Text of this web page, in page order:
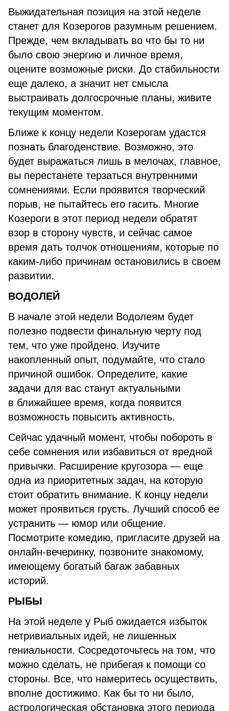
Выжидательная позиция на этой неделе
станет для Козерогов разумным решением.
Прежде, чем вкладывать во что бы то ни
было свою энергию и личное время,
оцените возможные риски. До стабильности
еще далеко, а значит нет смысла
выстраивать долгосрочные планы, живите
текущим моментом.
Ближе к концу недели Козерогам удастся
познать благоденствие. Возможно, это
будет выражаться лишь в мелочах, главное,
вы перестанете терзаться внутренними
сомнениями. Если проявится творческий
порыв, не пытайтесь его гасить. Многие
Козероги в этот период недели обратят
взор в сторону чувств, и сейчас самое
время дать толчок отношениям, которые по
каким-либо причинам остановились в своем
развитии.
ВОДОЛЕЙ
В начале этой недели Водолеям будет
полезно подвести финальную черту под
тем, что уже пройдено. Изучите
накопленный опыт, подумайте, что стало
причиной ошибок. Определите, какие
задачи для вас станут актуальными
в ближайшее время, когда появится
возможность повысить активность.
Сейчас удачный момент, чтобы побороть в
себе сомнения или избавиться от вредной
привычки. Расширение кругозора — еще
одна из приоритетных задач, на которую
стоит обратить внимание. К концу недели
может проявиться грусть. Лучший способ ее
устранить — юмор или общение.
Посмотрите комедию, пригласите друзей на
онлайн-вечеринку, позвоните знакомому,
имеющему богатый багаж забавных
историй.
РЫБЫ
На этой неделе у Рыб ожидается избыток
нетривиальных идей, не лишенных
гениальности. Сосредоточьтесь на том, что
можно сделать, не прибегая к помощи со
стороны. Все, что намеритесь осуществить,
вполне достижимо. Как бы то ни было,
астрологическая обстановка этого периода